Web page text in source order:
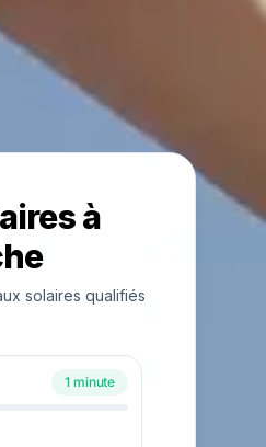
à
solaires qualifiés